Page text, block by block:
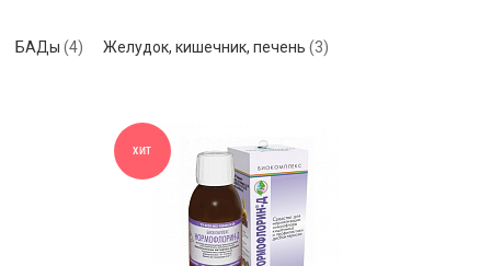
БАДы (4) Желудок, кишечник, печень (3)
ХИТ